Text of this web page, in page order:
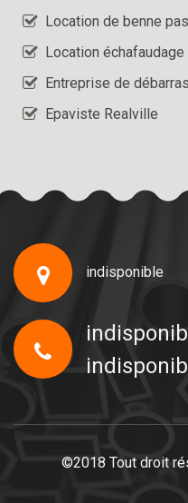
Location de benne
Location
Entreprise de
Epaviste Realville
indisponible
©2018 Tout droit